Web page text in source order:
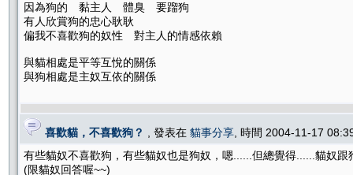
因為狗的 黏主人 體臭 要蹓狗
有人欣賞狗的忠心耿耿
偏我不喜歡狗的奴性 對主人的情感依賴
與貓相處是平等互悅的關係
與狗相處是主奴互依的關係
喜歡貓，不喜歡狗？ , 發表在 貓事分享 , 時間 2004-11-17
有些貓奴不喜歡狗，有些貓奴也是狗奴，嗯......但總覺得......貓奴跟
(限貓奴回答喔~~)